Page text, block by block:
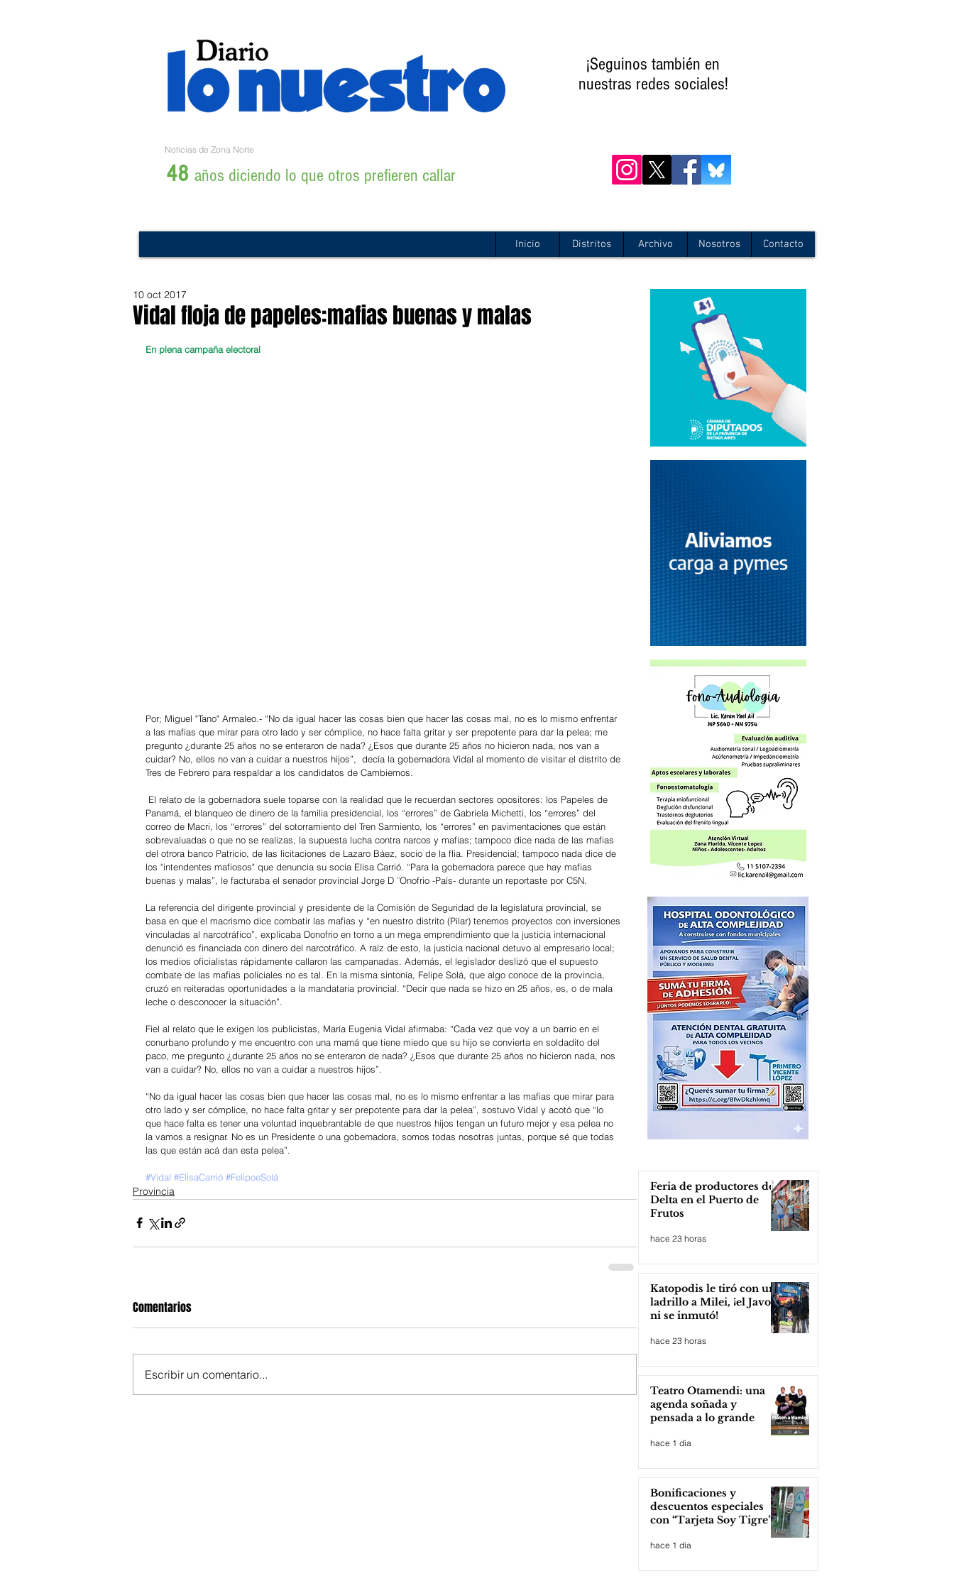
¡Seguinos también en
nuestras redes sociales!
Noticias de Zona Norte
48 años diciendo lo que otros prefieren callar
Inicio Distritos Archivo Nosotros Contacto
Vidal floja de papeles:mafias buenas y malas
10 oct 2017
En plena campaña electoral
Por; Miguel "Tano" Armaleo.- “No da igual hacer las cosas bien que hacer las cosas mal, no es lo mismo enfrentar
a las mafias que mirar para otro lado y ser cómplice, no hace falta gritar y ser prepotente para dar la pelea; me
pregunto ¿durante 25 años no se enteraron de nada? ¿Esos que durante 25 años no hicieron nada, nos van a
cuidar? No, ellos no van a cuidar a nuestros hijos”,  decía la gobernadora Vidal al momento de visitar el distrito de
Tres de Febrero para respaldar a los candidatos de Cambiemos.
Panamá, el blanqueo de dinero de la familia presidencial, los “errores” de Gabriela Michetti, los “errores” del
correo de Macri, los “errores” del sotorramiento del Tren Sarmiento, los “errores” en pavimentaciones que están
sobrevaluadas o que no se realizas, la supuesta lucha contra narcos y mafias; tampoco dice nada de las mafias
del otrora banco Patricio, de las licitaciones de Lazaro Báez, socio de la flia. Presidencial; tampoco nada dice de
los "intendentes mafiosos" que denuncia su socia Elisa Carrió. “Para la gobernadora parece que hay mafias
buenas y malas”, le facturaba el senador provincial Jorge D ¨Onofrio -País- durante un reportaste por C5N.
La referencia del dirigente provincial y presidente de la Comisión de Seguridad de la legislatura provincial, se
basa en que el macrismo dice combatir las mafias y “en nuestro distrito (Pilar) tenemos proyectos con inversiones
vinculadas al narcotráfico”, explicaba Donofrio en torno a un mega emprendimiento que la justicia internacional
denunció es financiada con dinero del narcotráfico. A raíz de esto, la justicia nacional detuvo al empresario local;
los medios oficialistas rápidamente callaron las campanadas. Además, el legislador deslizó que el supuesto
combate de las mafias policiales no es tal. En la misma sintonía, Felipe Solá, que algo conoce de la provincia,
cruzó en reiteradas oportunidades a la mandataria provincial. “Decir que nada se hizo en 25 años, es, o de mala
leche o desconocer la situación”.
Fiel al relato que le exigen los publicistas, María Eugenia Vidal afirmaba: “Cada vez que voy a un barrio en el
conurbano profundo y me encuentro con una mamá que tiene miedo que su hijo se convierta en soldadito del
paco, me pregunto ¿durante 25 años no se enteraron de nada? ¿Esos que durante 25 años no hicieron nada, nos
van a cuidar? No, ellos no van a cuidar a nuestros hijos”.
“No da igual hacer las cosas bien que hacer las cosas mal, no es lo mismo enfrentar a las mafias que mirar para
otro lado y ser cómplice, no hace falta gritar y ser prepotente para dar la pelea”, sostuvo Vidal y acotó que “lo
que hace falta es tener una voluntad inquebrantable de que nuestros hijos tengan un futuro mejor y esa pelea no
la vamos a resignar. No es un Presidente o una gobernadora, somos todas nosotras juntas, porque sé que todas
las que están acá dan esta pelea”.
#Vidal #ElisaCarrió #FelipoeSolá
Provincia
Comentarios
Escribir un comentario...
Feria de productores del
Delta en el Puerto de
Frutos
hace 23 horas
Katopodis le tiró con un
ladrillo a Milei, ¡el Javo
ni se inmutó!
hace 23 horas
Teatro Otamendi: una
agenda soñada y
pensada a lo grande
hace 1 día
Bonificaciones y
descuentos especiales
con “Tarjeta Soy Tigre”
hace 1 día